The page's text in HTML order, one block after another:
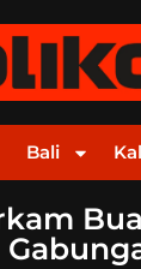
Bali